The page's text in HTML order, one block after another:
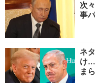
次
事
ネ
け…
ま